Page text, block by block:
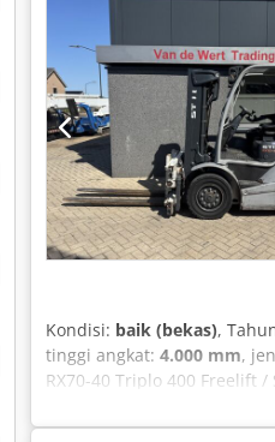
Kondisi: baik (bekas),
tinggi angkat: 4.000 mm,
RX70-40 Triplo 400 Freelift
dapat dikirim melalui
di Nuland. Van de Wert